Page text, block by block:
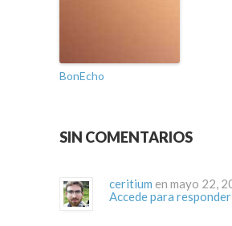
BonEcho
SIN COMENTARIOS
ceritium
Accede para responder